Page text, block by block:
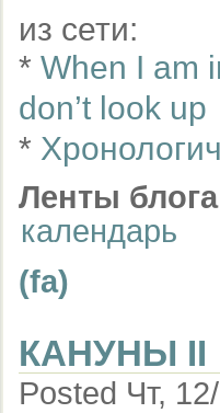
из сети:
* When I am
don’t look up
*
Ленты
календарь
(fa)
КАНУНЫ II
Posted Чт,